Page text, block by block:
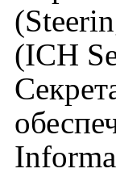
(ICH